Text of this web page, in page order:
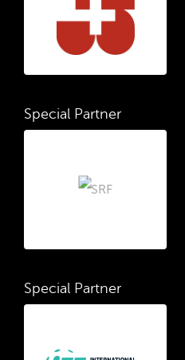
Special Partner
Special Partner